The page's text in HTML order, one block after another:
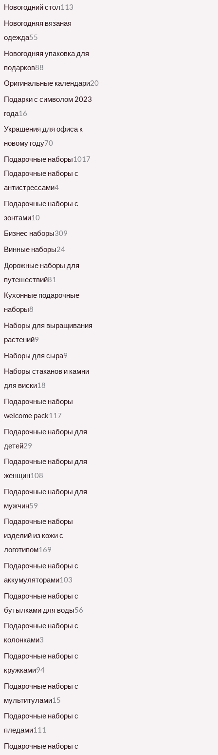
Новогодний стол113
Новогодняя вязаная
одежда55
Новогодняя упаковка для
подарков88
Оригинальные календари20
Подарки с символом 2023
года16
Украшения для офиса к
новому году70
Подарочные наборы1017
Подарочные наборы с
антистрессами4
Подарочные наборы с
зонтами10
Бизнес наборы309
Винные наборы24
Дорожные наборы для
путешествий81
Кухонные подарочные
наборы8
Наборы для выращивания
растений9
Наборы для сыра9
Наборы стаканов и камни
для виски18
Подарочные наборы
welcome pack117
Подарочные наборы для
детей29
Подарочные наборы для
женщин108
Подарочные наборы для
мужчин59
Подарочные наборы
изделий из кожи с
логотипом169
Подарочные наборы с
аккумуляторами103
Подарочные наборы с
бутылками для воды56
Подарочные наборы с
колонками3
Подарочные наборы с
кружками94
Подарочные наборы с
мультитулами15
Подарочные наборы с
пледами111
Подарочные наборы с